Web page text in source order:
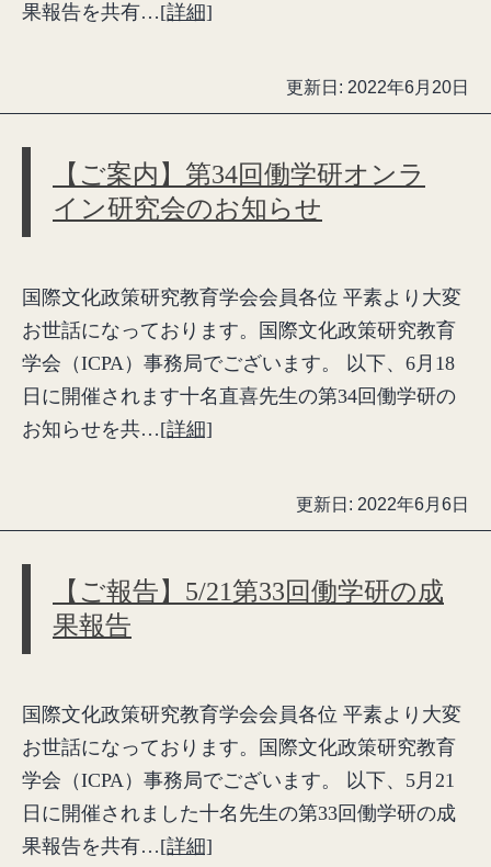
果報告を共有…[詳細]
更新日: 2022年6月20日
【ご案内】第34回働学研オンラ
イン研究会のお知らせ
国際文化政策研究教育学会会員各位 平素より大変
お世話になっております。国際文化政策研究教育
学会（ICPA）事務局でございます。 以下、6月18
日に開催されます十名直喜先生の第34回働学研の
お知らせを共…[詳細]
更新日: 2022年6月6日
【ご報告】5/21第33回働学研の成
果報告
国際文化政策研究教育学会会員各位 平素より大変
お世話になっております。国際文化政策研究教育
学会（ICPA）事務局でございます。 以下、5月21
日に開催されました十名先生の第33回働学研の成
果報告を共有…[詳細]